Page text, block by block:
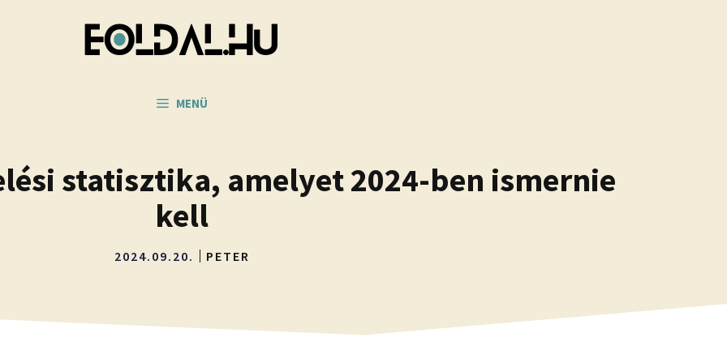
MENÜ
statisztika, amelyet 2024-ben ismernie
kell
2024.09.20. PETER